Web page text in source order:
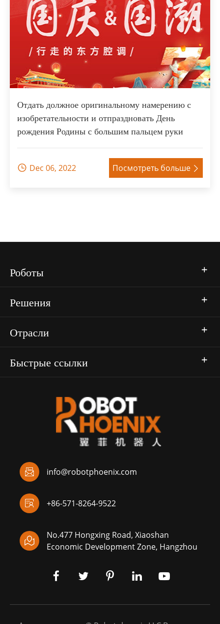
Отдать должное оригинальному намерению с
изобретательности и отпраздновать День
рождения Родины с большим пальцем руки
 Dec 06, 2022 Посмотреть больше 
Роботы
Решения
Отрасли
Быстрые ссылки
info@robotphoenix.com

+86-571-8264-9522


No.477 Hongxing Road, Xiaoshan
Economic Development Zone, Hangzhou